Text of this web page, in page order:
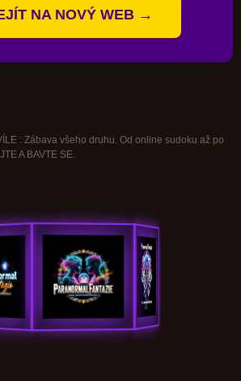
NA NOVÝ WEB →
: Zábava všeho druhu. Od online sudoku až po
A BAVTE SE.